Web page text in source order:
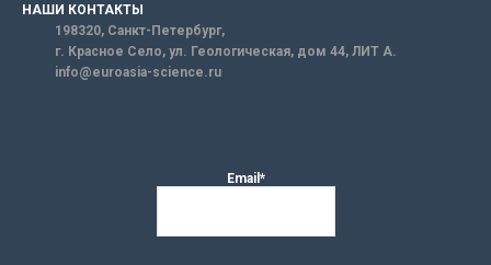
НАШИ КОНТАКТЫ
198320, Санкт-Петербург,
г. Красное Село, ул. Геологическая, дом 44, ЛИТ А.
info@euroasia-science.ru
Email*